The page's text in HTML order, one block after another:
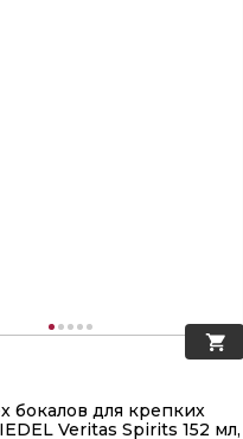
бокалов для крепких
Veritas Spirits 152 мл,